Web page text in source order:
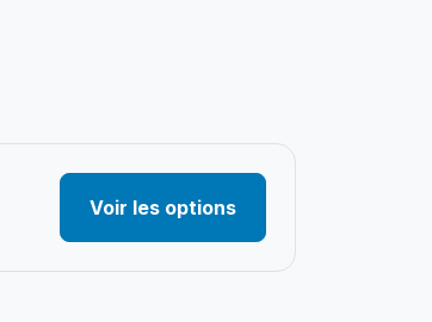
Voir les options